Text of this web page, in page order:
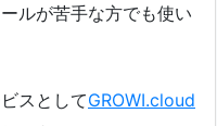
ルが苦手な方でも使い
スとしてGROWI.cloud